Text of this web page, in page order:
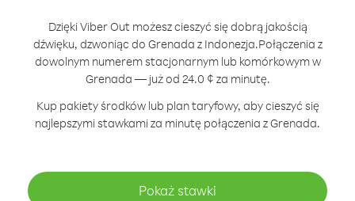
Dzięki Viber Out możesz cieszyć się dobrą jakością
dźwięku, dzwoniąc do Grenada z Indonezja.Połączenia z
dowolnym numerem stacjonarnym lub komórkowym w
Grenada — już od 24.0 ¢ za minutę.
Kup pakiety środków lub plan taryfowy, aby cieszyć się
najlepszymi stawkami za minutę połączenia z Grenada.
Pokaż stawki